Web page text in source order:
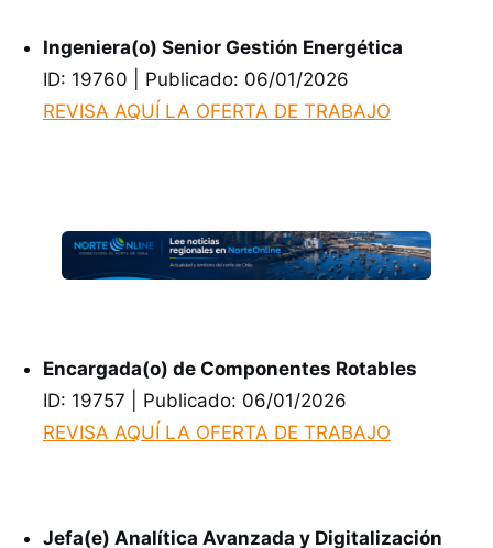
Ingeniera(o) Senior Gestión Energética
ID: 19760 | Publicado: 06/01/2026
REVISA AQUÍ LA OFERTA DE TRABAJO
Encargada(o) de Componentes Rotables
ID: 19757 | Publicado: 06/01/2026
REVISA AQUÍ LA OFERTA DE TRABAJO
Jefa(e) Analítica Avanzada y Digitalización